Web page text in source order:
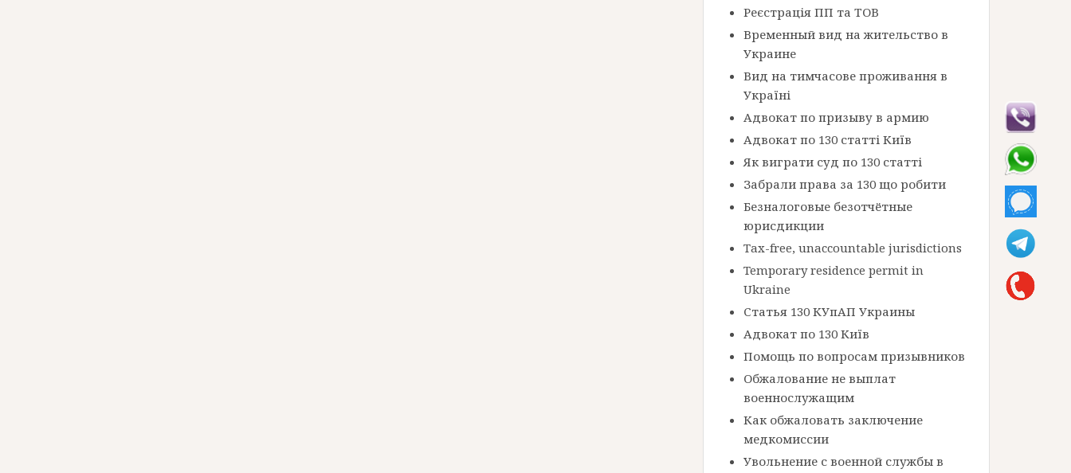
Реєстрація ПП та ТОВ
Временный вид на жительство в
Украине
Вид на тимчасове проживання в
Україні
Адвокат по призыву в армию
Адвокат по 130 статті Київ
Як виграти суд по 130 статті
Забрали права за 130 що робити
Безналоговые безотчётные
юрисдикции
Tax-free, unaccountable jurisdictions
Temporary residence permit in
Ukraine
Статья 130 КУпАП Украины
Адвокат по 130 Київ
Помощь по вопросам призывников
Обжалование не выплат
военнослужащим
Как обжаловать заключение
медкомиссии
Увольнение с военной службы в